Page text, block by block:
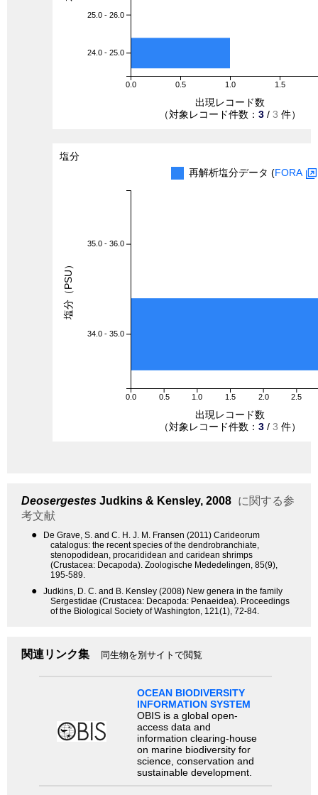
0.0 0.5 1.0 1.5
25.0 - 26.0
24.0 - 25.0
出現レコード数
（対象レコード件数： 3 / 3 件）
塩分
再解析塩分データ (FORA
0.0 0.5 1.0 1.5 2.0 2.5
35.0 - 36.0
34.0 - 35.0
出現レコード数
（対象レコード件数： 3 / 3 件）
塩分（PSU）
Deosergestes Judkins & Kensley, 2008 に関する参
考文献
●
De Grave, S. and C. H. J. M. Fransen (2011) Carideorum
catalogus: the recent species of the dendrobranchiate,
stenopodidean, procarididean and caridean shrimps
(Crustacea: Decapoda). Zoologische Mededelingen, 85(9),
195-589.
●
Judkins, D. C. and B. Kensley (2008) New genera in the family
Sergestidae (Crustacea: Decapoda: Penaeidea). Proceedings
of the Biological Society of Washington, 121(1), 72-84.
関連リンク集 同生物を別サイトで閲覧
OCEAN BIODIVERSITY
INFORMATION SYSTEM
OBIS is a global open-
access data and
information clearing-house
on marine biodiversity for
science, conservation and
sustainable development.